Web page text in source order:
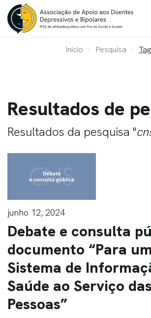
Início Pesquisa
Resultados de
Resultados da pesquisa "
junho 12, 2024
Debate e consulta
documento “Para
Sistema de
Saúde ao Serviço das
Pessoas”